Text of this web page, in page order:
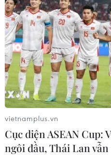
vietnamplus.vn
Cục diện ASEAN Cup:
ngôi đầu, Thái Lan